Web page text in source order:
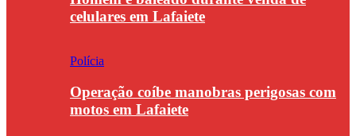
celulares em Lafaiete
Polícia
Operação coíbe manobras perigosas com
motos em Lafaiete